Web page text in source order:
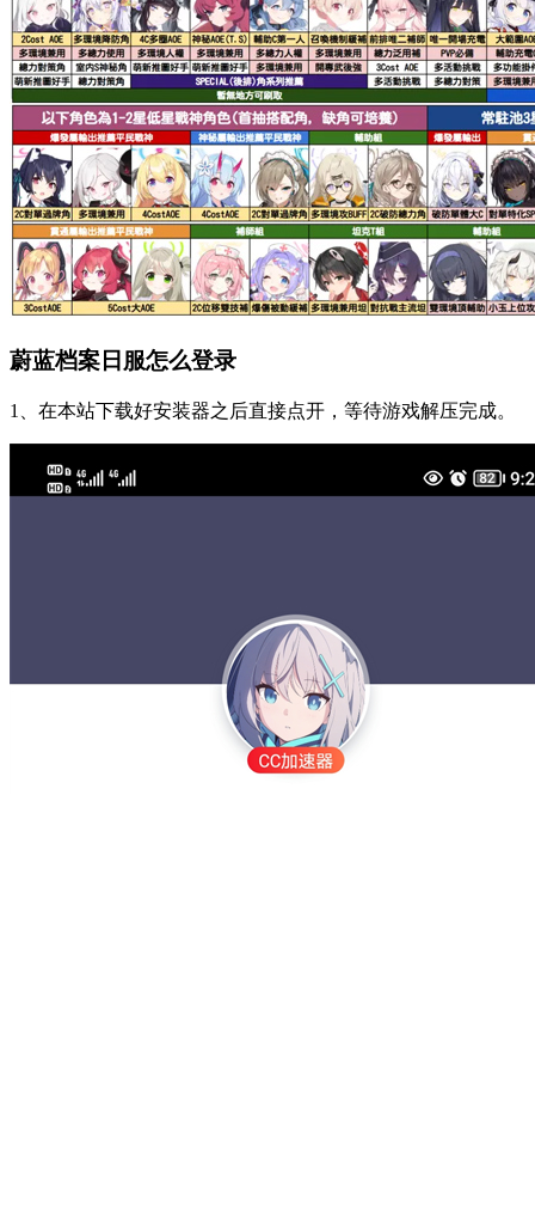
蔚蓝档案日服怎么登录
1、在本站下载好安装器之后直接点开，等待游戏解压完成。